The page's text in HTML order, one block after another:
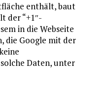
enthält, baut
der “+1″-
in die Webseite
die Google mit der
Daten, unter